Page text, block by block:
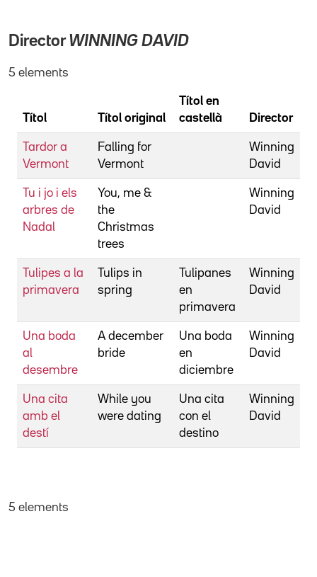
Director WINNING DAVID
5 elements
Títol Títol original
Títol en
castellà
Director
Tardor a
Vermont
Falling for
Vermont
Winning
David
Tu i jo i els
arbres de
Nadal
You, me &
the
Christmas
trees
Winning
David
Tulipes a la
primavera
Tulips in
spring
Tulipanes
en
primavera
Winning
David
Una boda
al
desembre
A december
bride
Una boda
en
diciembre
Winning
David
Una cita
amb el
destí
While you
were dating
Una cita
con el
destino
Winning
David
5 elements